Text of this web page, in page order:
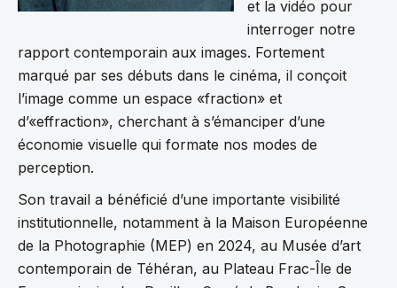
et la vidéo pour
interroger notre
rapport contemporain aux images. Fortement
marqué par ses débuts dans le cinéma, il conçoit
l’image comme un espace «fraction» et
d’«effraction», cherchant à s’émanciper d’une
économie visuelle qui formate nos modes de
perception.
Son travail a bénéficié d’une importante visibilité
institutionnelle, notamment à la Maison Européenne
de la Photographie (MEP) en 2024, au Musée d’art
contemporain de Téhéran, au Plateau Frac-Île de